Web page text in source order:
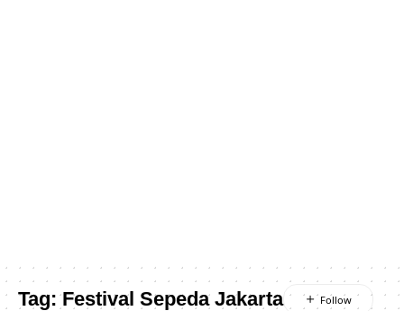
Tag:Festival Sepeda Jakarta